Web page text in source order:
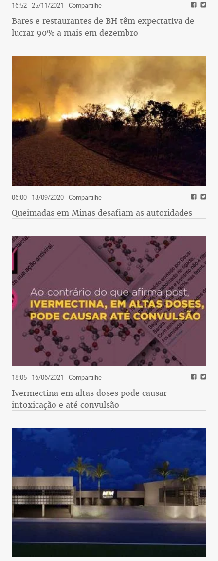
16:52 - 25/11/2021 - Compartilhe
Bares e restaurantes de BH têm expectativa de
lucrar 90% a mais em dezembro
06:00 - 18/09/2020- Compartilhe
Queimadas em Minas desafiam as autoridades
18:05 - 16/06/2021 - Compartilhe
Ivermectina em altas doses pode causar
intoxicação e até convulsão